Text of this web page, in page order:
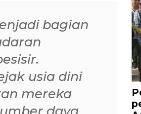
bagian
usia dini
mereka
daya